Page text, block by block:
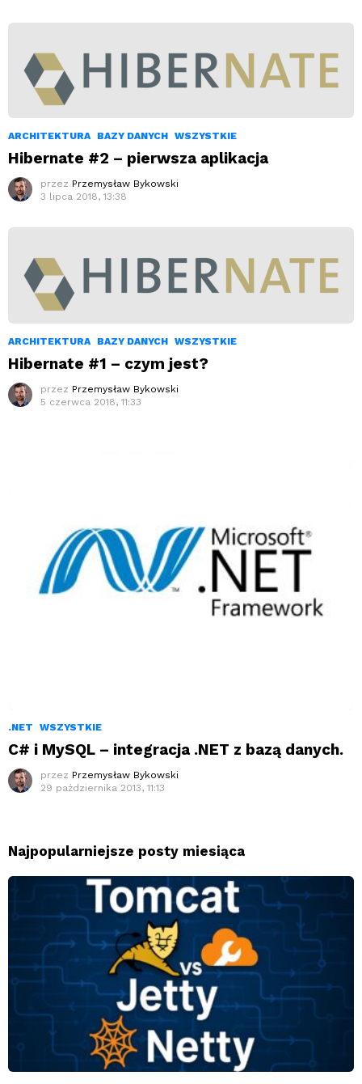
ARCHITEKTURA BAZY DANYCH WSZYSTKIE
Hibernate #2 – pierwsza aplikacja
przez Przemysław Bykowski
3 lipca 2018, 13:38
ARCHITEKTURA BAZY DANYCH WSZYSTKIE
Hibernate #1 – czym jest?
przez Przemysław Bykowski
5 czerwca 2018, 11:33
.NET WSZYSTKIE
C# i MySQL – integracja .NET z bazą danych.
przez Przemysław Bykowski
29 października 2013, 11:13
Najpopularniejsze posty miesiąca